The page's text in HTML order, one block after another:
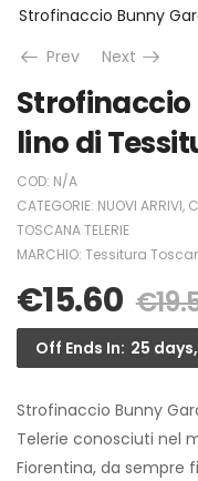
Prev
Next
Strofinaccio
lino di
COD: N/A
CATEGORIE: NUOVI ARRIVI,
TOSCANA TELERIE
MARCHIO: Tessitura
€15.60 €
Off Ends In: 25 days,
Strofinaccio Bunny
Telerie conosciuti nel
Fiorentina, da sempre